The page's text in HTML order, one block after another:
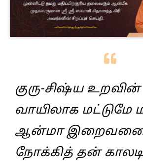
குரு-சிஷ்ய உறவின்
வாயிலாக மட்டுமே
ஆன்மா
நோக்கித் தன்